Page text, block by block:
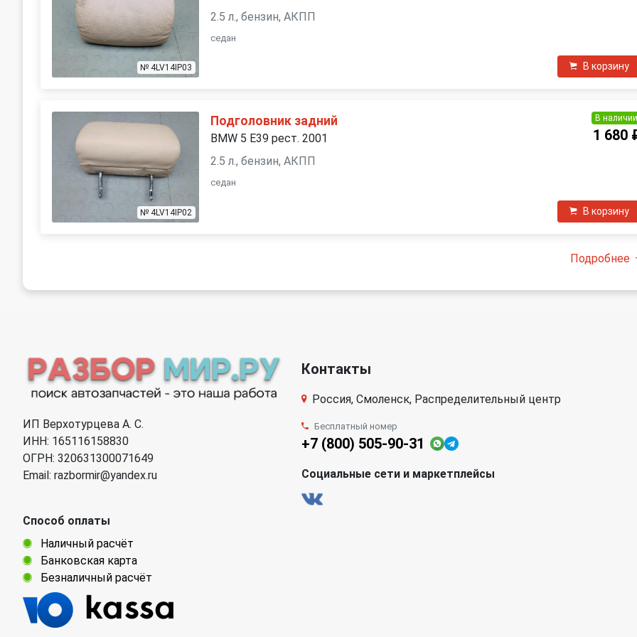
№ 4LV14IP03
2.5 л., бензин, АКПП
седан
В корзину
№ 4LV14IP02
Подголовник задний
BMW 5 E39 рест. 2001
2.5 л., бензин, АКПП
седан
В
1 680
В корзину
Подробнее
ИП Верхотурцева А. С.
ИНН: 165116158830
ОГРН: 320631300071649
Email: razbormir@yandex.ru
Способ оплаты
Наличный расчёт
Банковская карта
Безналичный расчёт
Контакты
Россия, Смоленск, Распределительный центр
Бесплатный номер
+7 (800) 505-90-31
Социальные сети и маркетплейсы